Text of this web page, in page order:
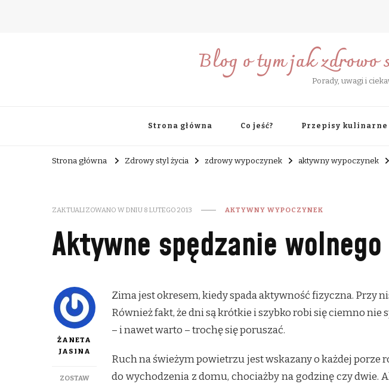
Blog o tym jak zdrowo
Porady, uwagi i
Strona główna Co jeść? Przepisy kulinarne
Strona główna Zdrowy styl życia zdrowy wypoczynek aktywny wypoczynek
ZAKTUALIZOWANO W DNIU 8 LUTEGO 2013 AKTYWNY WYPOCZYNEK
Aktywne spędzanie
ŻANETA
JASINA
ZOSTAW
Zima jest okresem, kiedy spada aktywność fizyczna. Przy
Również fakt, że dni są krótkie i szybko robi się ciemno
– i nawet warto – trochę się poruszać.
Ruch na świeżym powietrzu jest wskazany o każdej porze
do wychodzenia z domu, chociażby na godzinę czy